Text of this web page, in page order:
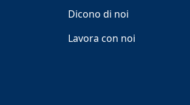
Dicono di noi
Lavora con noi